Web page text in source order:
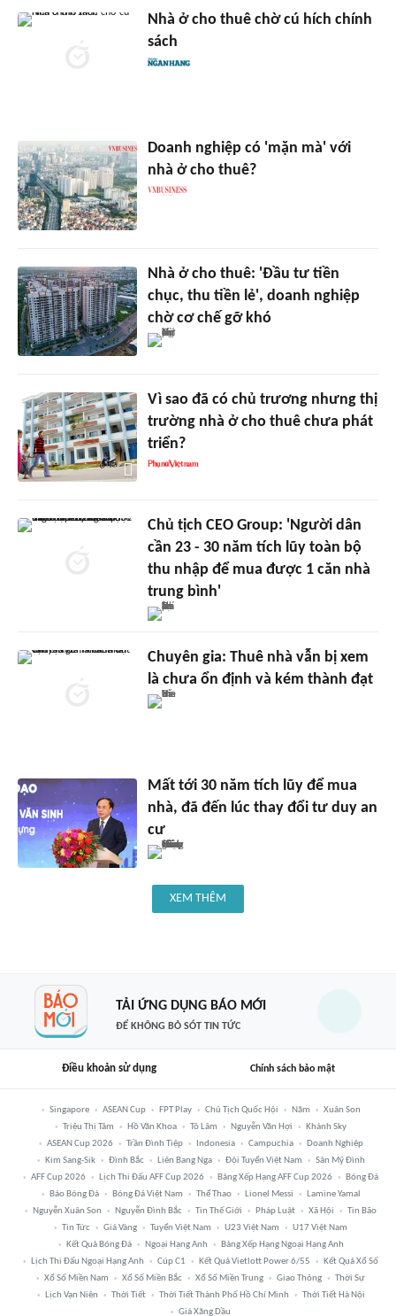
Nhà ở cho thuê chờ cú hích chính
sách
Doanh nghiệp có 'mặn mà' với
nhà ở cho thuê?
Nhà ở cho thuê: 'Đầu tư tiền
chục, thu tiền lẻ', doanh nghiệp
chờ cơ chế gỡ khó
Vì sao đã có chủ trương nhưng thị
trường nhà ở cho thuê chưa phát
triển?
Chủ tịch CEO Group: 'Người dân
cần 23 - 30 năm tích lũy toàn bộ
thu nhập để mua được 1 căn nhà
trung bình'
Chuyên gia: Thuê nhà vẫn bị xem
là chưa ổn định và kém thành đạt
Mất tới 30 năm tích lũy để mua
nhà, đã đến lúc thay đổi tư duy an
cư
XEM THÊM
TẢI ỨNG DỤNG BÁO MỚI
ĐỂ KHÔNG BỎ SÓT TIN TỨC
Điều khoản sử dụng Chính sách bảo mật
Singapore ASEAN Cup FPT Play Chủ Tịch Quốc Hội Năm
Xuân Son
Triệu Thị Tâm
Hồ Văn Khoa Tô Lâm Nguyễn Văn Hợi
Khánh Sky
ASEAN Cup 2026
Trần Đình Tiệp Indonesia Campuchia
Doanh Nghiệp
Kim Sang-Sik
Đình Bắc Liên Bang Nga Đội Tuyển Việt Nam
Sân Mỹ Đình
AFF Cup 2026
Lịch Thi Đấu AFF Cup 2026 Bảng Xếp Hạng AFF Cup 2026
Bóng Đá
Báo Bóng Đá
Bóng Đá Việt Nam Thể Thao Lionel Messi
Lamine Yamal
Nguyễn Xuân Son
Nguyễn Đình Bắc Tin Thế Giới Pháp Luật Xã Hội
Tin Bão
Tin Tức
Giá Vàng Tuyển Việt Nam U23 Việt Nam
U17 Việt Nam
Kết Quả Bóng Đá
Ngoại Hạng Anh
Bảng Xếp Hạng Ngoại Hạng Anh
Lịch Thi Đấu Ngoại Hạng Anh
Cúp C1 Kết Quả Vietlott Power 6/55
Kết Quả Xổ Số
Xổ Số Miền Nam
Xổ Số Miền Bắc Xổ Số Miền Trung Giao Thông
Thời Sự
Lịch Vạn Niên
Thời Tiết Thời Tiết Thành Phố Hồ Chí Minh
Thời Tiết Hà Nội
Giá Xăng Dầu